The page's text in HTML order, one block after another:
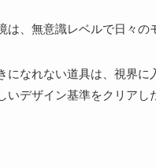
、無意識レベルで日々の
になれない道具は、視界
いデザイン基準をクリア